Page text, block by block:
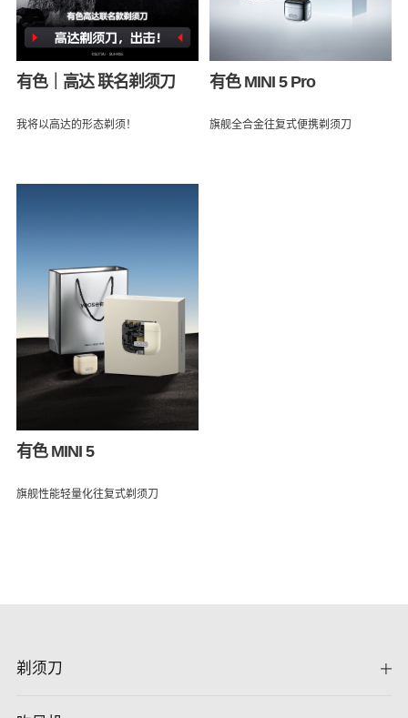
有色｜高达 联名剃须刀
我将以高达的形态剃须！
有色 MINI 5 Pro
旗舰全合金往复式便携剃须刀
有色 MINI 5
旗舰性能轻量化往复式剃须刀
剃须刀